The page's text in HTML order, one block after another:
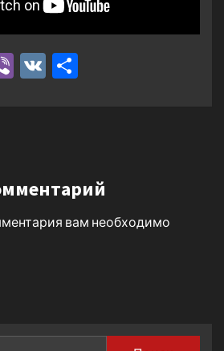
Viber
VK
вам необходимо